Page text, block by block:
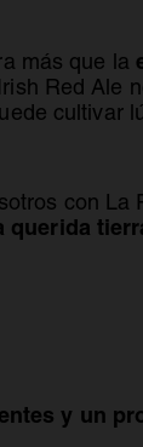
más que la
Red Ale
cultivar
con La
querida
y un